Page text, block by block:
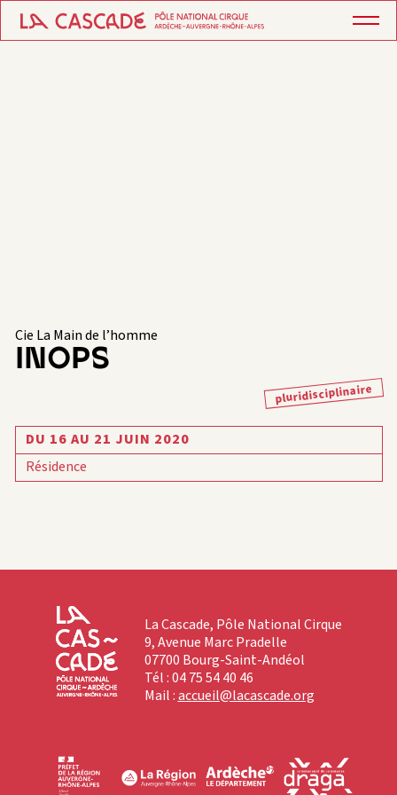
Cie La Main de l’homme
INOPS
pluridisciplinaire
DU 16 AU 21 JUIN 2020
Résidence
La Cascade, Pôle National Cirque
9, Avenue Marc Pradelle
07700 Bourg-Saint-Andéol
Tél : 04 75 54 40 46
Mail :accueil@lacascade.org